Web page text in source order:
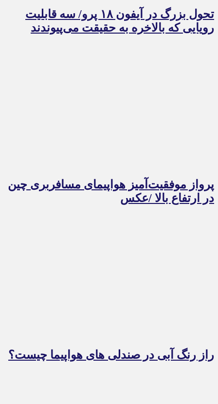
تحول بزرگ در آیفون ۱۸ پرو/ سه قابلیت
رویایی که بالاخره به حقیقت می‌پیوندند
پرواز موفقیت‌آمیز هواپیمای مسافربری چین
در ارتفاع بالا /عکس
راز رنگ آبی در صندلی های هواپیما چیست؟